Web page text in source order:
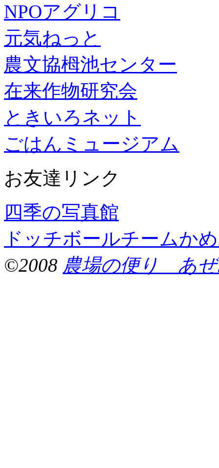
NPOアグリコ
元気ねっと
農文協栂池センター
在来作物研究会
ときいろネット
ごはんミュージアム
お友達リンク
四季の写真館
ドッチボールチームか
©2008 農場の便り あぜ